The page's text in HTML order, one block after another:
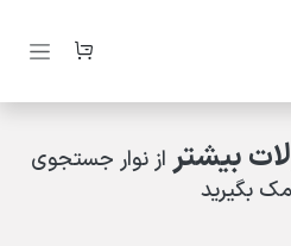
بیشتر از نوار جستجوی
بگیرید